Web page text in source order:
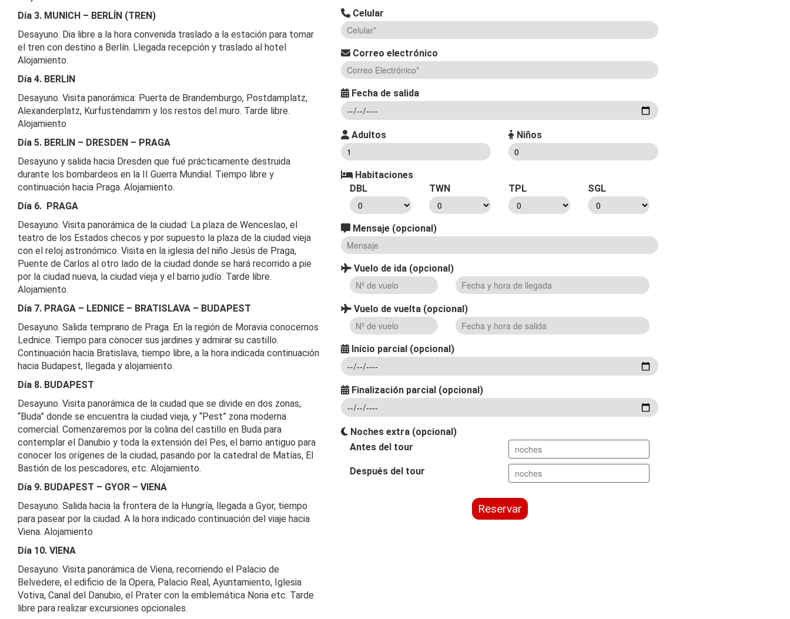
Día 3. MUNICH – BERLÍN (TREN)
Desayuno. Dia libre a la hora convenida traslado a la estación para tomar
el tren con destino a Berlín. Llegada recepción y traslado al hotel
Alojamiento.
Día 4. BERLIN
Desayuno. Visita panorámica: Puerta de Brandemburgo, Postdamplatz,
Alexanderplatz, Kurfustendamm y los restos del muro. Tarde libre.
Alojamiento
Día 5. BERLIN – DRESDEN – PRAGA
Desayuno y salida hacia Dresden que fué prácticamente destruida
durante los bombardeos en la II Guerra Mundial. Tiempo libre y
continuación hacia Praga. Alojamiento.
Día 6. PRAGA
Desayuno. Visita panorámica de la ciudad: La plaza de Wenceslao, el
teatro de los Estados checos y por supuesto la plaza de la ciudad vieja
con el reloj astronómico. Visita en la iglesia del niño Jesús de Praga,
Puente de Carlos al otro lado de la ciudad donde se hará recorrido a pie
por la ciudad nueva, la ciudad vieja y el barrio judío. Tarde libre.
Alojamiento.
Día 7. PRAGA – LEDNICE – BRATISLAVA – BUDAPEST
Desayuno. Salida temprano de Praga. En la región de Moravia conocemos
Lednice. Tiempo para conocer sus jardines y admirar su castillo.
Continuación hacia Bratislava, tiempo libre, a la hora indicada continuación
hacia Budapest, llegada y alojamiento.
Día 8. BUDAPEST
Desayuno. Visita panorámica de la ciudad que se divide en dos zonas,
“Buda” donde se encuentra la ciudad vieja, y “Pest” zona moderna
comercial. Comenzaremos por la colina del castillo en Buda para
contemplar el Danubio y toda la extensión del Pes, el barrio antiguo para
conocer los orígenes de la ciudad, pasando por la catedral de Matías, El
Bastión de los pescadores, etc. Alojamiento.
Día 9. BUDAPEST – GYOR – VIENA
Desayuno. Salida hacia la frontera de la Hungría, llegada a Gyor, tiempo
para pasear por la ciudad. A la hora indicado continuación del viaje hacia
Viena. Alojamiento
Día 10. VIENA
Desayuno. Visita panorámica de Viena, recorriendo el Palacio de
Belvedere, el edificio de la Opera, Palacio Real, Ayuntamiento, Iglesia
Votiva, Canal del Danubio, el Prater con la emblemática Noria etc. Tarde
libre para realizar excursiones opcionales.
Celular
Correo electrónico
Fecha de salida
Adultos Niños
Habitaciones
DBL
TWN TPL SGL
Mensaje (opcional)
Vuelo de ida (opcional)
Vuelo de vuelta (opcional)
Inicio parcial (opcional)
Finalización parcial (opcional)
Noches extra (opcional)
Antes del tour
Después del tour
Reservar